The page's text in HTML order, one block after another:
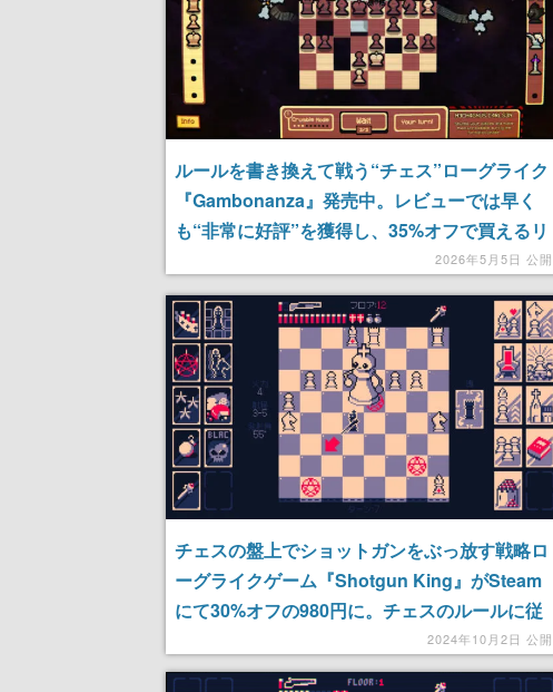
ルールを書き換えて戦う“チェス”ローグライク
『Gambonanza』発売中。レビューでは早く
も“非常に好評”を獲得し、35%オフで買えるリ
2026年5月5日 公開
チェスの盤上でショットガンをぶっ放す戦略ロ
ーグライクゲーム『Shotgun King』がSteam
にて30%オフの980円に。チェスのルールに従
って移動しながら、敵軍のキングをショットガ
ンで破壊せよ
2024年10月2日 公開